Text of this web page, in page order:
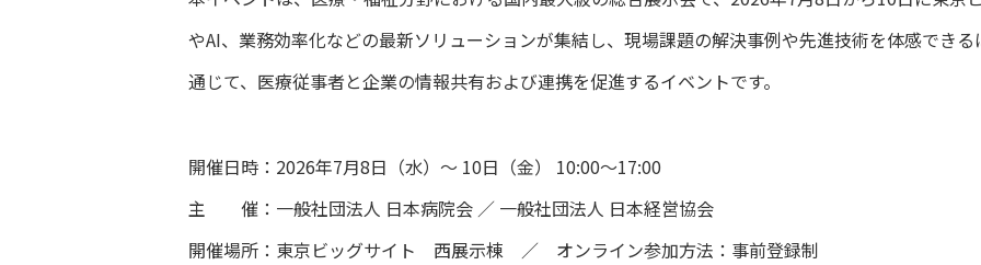
やAI、業務効率化などの最新ソリューションが集結し、現場課題の解決事例や先進技術を体感でき
通じて、医療従事者と企業の情報共有および連携を促進するイベントです。
開催日時：2026年7月8日（水）～ 10日（金） 10:00～17:00
主 催：一般社団法人 日本病院会 ／ 一般社団法人 日本経営協会
開催場所：東京ビッグサイト 西展示棟 ／ オンライン参加方法：事前登録制